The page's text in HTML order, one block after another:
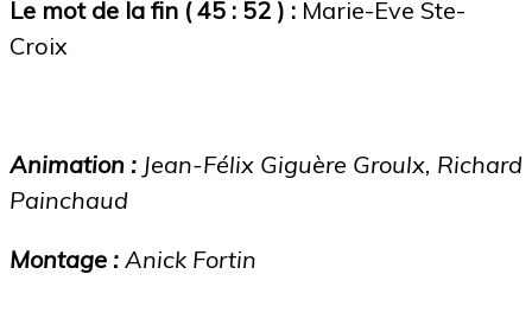
Le mot de la fin ( 45 : 52 ) : Marie-Eve Ste-
Croix
Animation : Jean-Félix Giguère Groulx, Richard
Painchaud
Montage : Anick Fortin